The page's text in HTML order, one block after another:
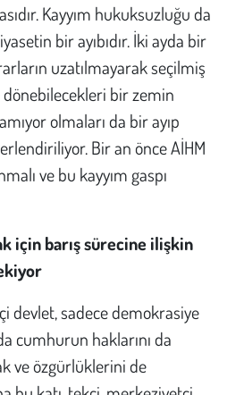
Kayyım hukuksuzluğu da
bir ayıbıdır. İki ayda bir
uzatılmayarak seçilmiş
bir zemin
olmaları da bir ayıp
Bir an önce AİHM
ve bu kayyım gaspı
için barış sürecine ilişkin
devlet, sadece demokrasiye
cumhurun haklarını da
ve özgürlüklerini de